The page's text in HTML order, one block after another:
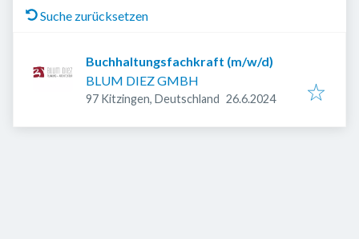
Suche zurücksetzen
Buchhaltungsfachkraft (m/w/d)
BLUM DIEZ GMBH
97 Kitzingen, Deutschland Veröffentlicht
26.6.2024